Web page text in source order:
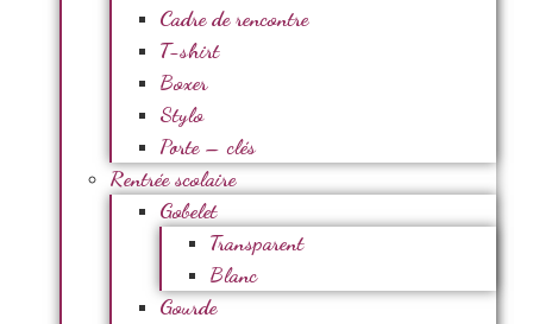
Cadre de rencontre
T-shirt
Boxer
Stylo
Porte – clés
Rentrée scolaire
Gobelet
Transparent
Blanc
Gourde